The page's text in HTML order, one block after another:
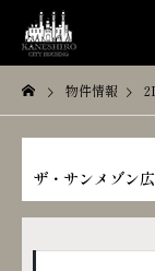
物件情報
ザ・サンメゾン